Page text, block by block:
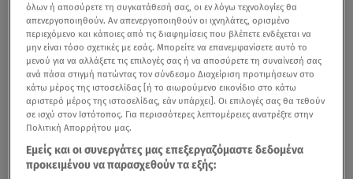
όλων ή αποσύρετε τη συγκατάθεσή σας, οι εν λόγω τεχνολογίες θα
απενεργοποιηθούν. Αν απενεργοποιηθούν οι ιχνηλάτες, ορισμένο
περιεχόμενο και κάποιες από τις διαφημίσεις που βλέπετε ενδέχεται να
μην είναι τόσο σχετικές με εσάς. Μπορείτε να επανεμφανίσετε αυτό το
μενού για να αλλάξετε τις επιλογές σας ή να αποσύρετε τη συναίνεσή σας
ανά πάσα στιγμή πατώντας τον σύνδεσμο Διαχείριση προτιμήσεων στο
κάτω μέρος της ιστοσελίδας [ή το αιωρούμενο εικονίδιο στο κάτω
αριστερό μέρος της ιστοσελίδας, εάν υπάρχει]. Οι επιλογές σας θα τεθούν
σε ισχύ στον Ιστότοπος. Για περισσότερες λεπτομέρειες ανατρέξτε στην
Πολιτική Απορρήτου μας.
Εμείς και οι συνεργάτες μας επεξεργαζόμαστε δεδομένα
προκειμένου να παρασχεθούν τα εξής: